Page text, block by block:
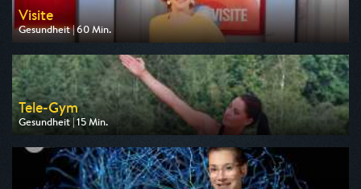
Visite
Gesundheit | 60 Min.
Ausgestrahlt von ARD alpha
am 08.08.2026, 16:00
Tele-Gym
Gesundheit | 15 Min.
Ausgestrahlt von BR
am 07.08.2026, 07:20